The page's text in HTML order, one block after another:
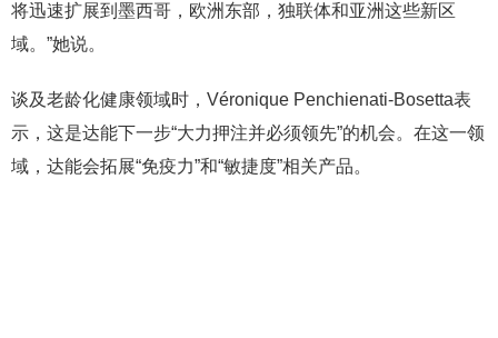
将迅速扩展到墨西哥，欧洲东部，独联体和亚洲这些新区
域。”她说。
谈及老龄化健康领域时，Véronique Penchienati-Bosetta表
示，这是达能下一步“大力押注并必须领先”的机会。在这一领
域，达能会拓展“免疫力”和“敏捷度”相关产品。